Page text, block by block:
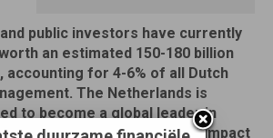
public investors have currently
an estimated 150-180 billion
accounting for 4-6% of all Dutch
The Netherlands is
to become a global leader in
However, the percentage of impact